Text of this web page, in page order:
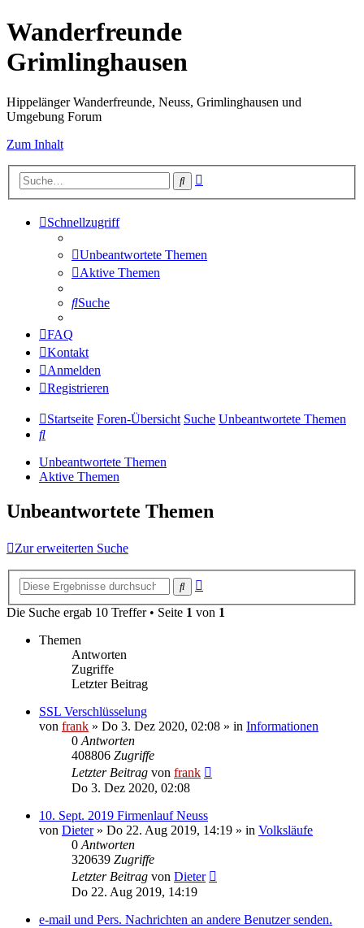
Wanderfreunde
Grimlinghausen
Hippelänger Wanderfreunde, Neuss, Grimlinghausen und
Umgebung Forum
Zum Inhalt
Suche
Schnellzugriff
Unbeantwortete Themen
Aktive Themen
Suche
FAQ
Kontakt
Anmelden
Registrieren
Startseite Foren-Übersicht Suche Unbeantwortete Themen
Suche
Unbeantwortete Themen
Aktive Themen
Unbeantwortete Themen
Zur erweiterten Suche
Suche
Die Suche ergab 10 Treffer • Seite 1 von 1
Themen
Antworten
Zugriffe
Letzter Beitrag
SSL Verschlüsselung
von frank » Do 3. Dez 2020, 02:08 » in Informationen
0 Antworten
408806 Zugriffe
Letzter Beitrag von frank
Do 3. Dez 2020, 02:08
10. Sept. 2019 Firmenlauf Neuss
von Dieter» Do 22. Aug 2019, 14:19 » in Volksläufe
0 Antworten
320639 Zugriffe
Letzter Beitrag von Dieter
Do 22. Aug 2019, 14:19
e-mail und Pers. Nachrichten an andere Benutzer senden.